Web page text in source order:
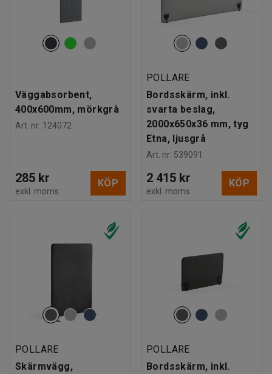
Väggabsorbent,
400x600mm, mörkgrå
Art. nr: 124072
285 kr
exkl. moms
KÖP
POLLARE
Bordsskärm, inkl.
svarta beslag,
2000x650x36 mm, tyg
Etna, ljusgrå
Art. nr: 539091
2 415 kr
exkl. moms
KÖP
POLLARE
Skärmvägg,
POLLARE
Bordsskärm, inkl.